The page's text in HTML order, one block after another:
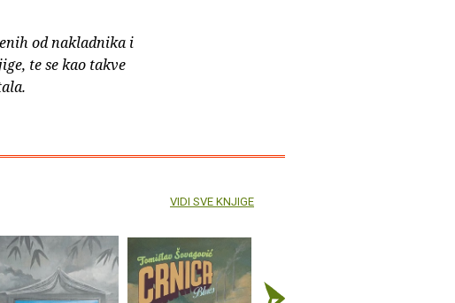
od nakladnika i
te se kao takve
VIDI SVE KNJIGE